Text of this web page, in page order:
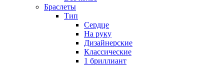
Браслеты
Тип
Сердце
На руку
Дизайнерские
Классические
1 бриллиант